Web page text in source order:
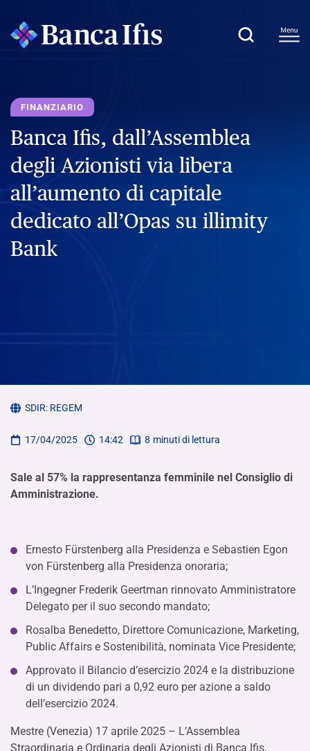
FINANZIARIO
Banca Ifis, dall’Assemblea
degli Azionisti via libera
all’aumento di capitale
dedicato all’Opas su illimity
Bank
SDIR: REGEM
17/04/2025 14:42 8 minuti di lettura
Sale al 57% la rappresentanza femminile nel Consiglio di
Amministrazione.
Ernesto Fürstenberg alla Presidenza e Sebastien Egon
von Fürstenberg alla Presidenza onoraria;
L’Ingegner Frederik Geertman rinnovato Amministratore
Delegato per il suo secondo mandato;
Rosalba Benedetto, Direttore Comunicazione, Marketing,
Public Affairs e Sostenibilità, nominata Vice Presidente;
Approvato il Bilancio d’esercizio 2024 e la distribuzione
di un dividendo pari a 0,92 euro per azione a saldo
dell’esercizio 2024.
Mestre (Venezia) 17 aprile 2025 – L’Assemblea
Straordinaria e Ordinaria degli Azionisti di Banca Ifis,